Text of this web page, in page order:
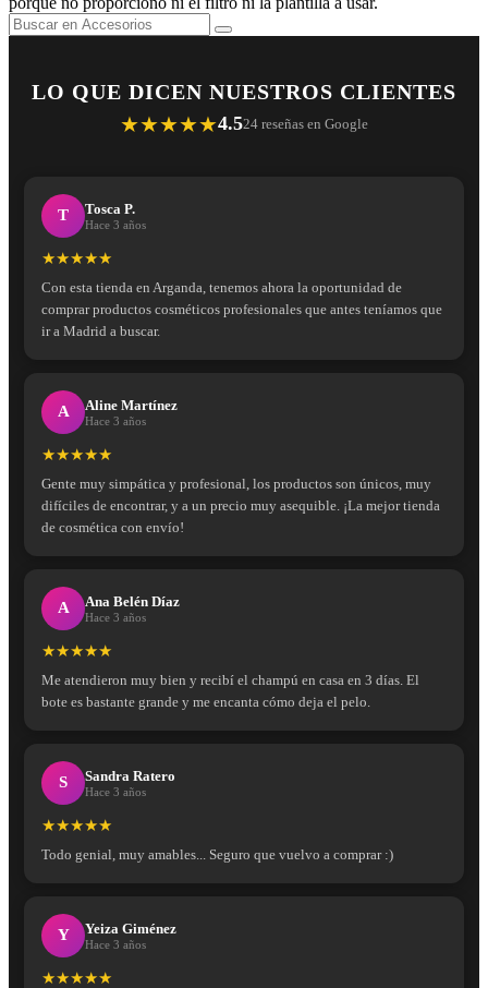
LO QUE DICEN NUESTROS CLIENTES
★★★★★4.524 reseñas en Google
T Tosca P.
Hace 3 años
★★★★★
Con esta tienda en Arganda, tenemos ahora la oportunidad de
comprar productos cosméticos profesionales que antes teníamos que
ir a Madrid a buscar.
A Aline Martínez
Hace 3 años
★★★★★
Gente muy simpática y profesional, los productos son únicos, muy
difíciles de encontrar, y a un precio muy asequible. ¡La mejor tienda
de cosmética con envío!
A Ana Belén Díaz
Hace 3 años
★★★★★
Me atendieron muy bien y recibí el champú en casa en 3 días. El
bote es bastante grande y me encanta cómo deja el pelo.
S Sandra Ratero
Hace 3 años
★★★★★
Todo genial, muy amables... Seguro que vuelvo a comprar :)
Y Yeiza Giménez
Hace 3 años
★★★★★